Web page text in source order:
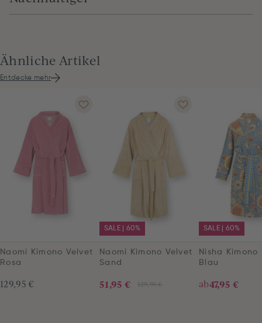
Ähnliche Artikel
Entdecke mehr
Naomi Kimono Velvet
Rosa
129,95 €
SALE | 60%
Naomi Kimono Velvet
Sand
129,95 €
51,95 €
SALE | 60%
Nisha
Blau
ab47,95 €